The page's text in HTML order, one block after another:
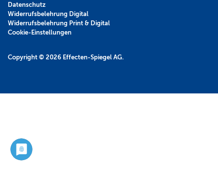
Copyright © 2026 Effecten-Spiegel AG.
Datenschutz
Widerrufsbelehrung Digital
Widerrufsbelehrung Print & Digital
Cookie-Einstellungen